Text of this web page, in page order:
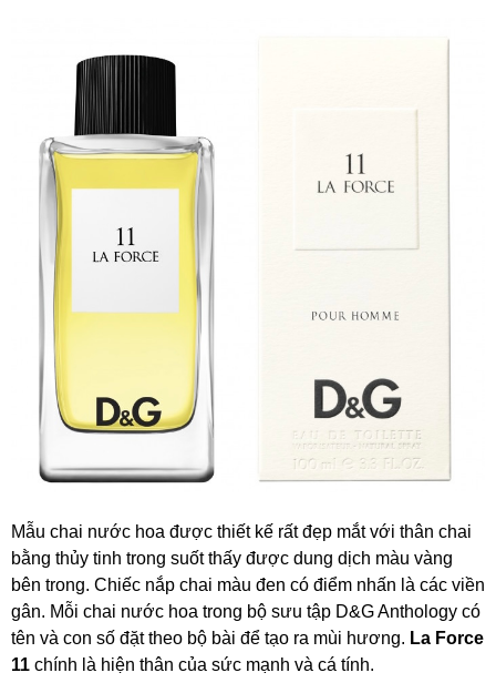
Mẫu chai nước hoa được thiết kế rất đẹp mắt với thân chai
bằng thủy tinh trong suốt thấy được dung dịch màu vàng
bên trong. Chiếc nắp chai màu đen có điểm nhấn là các viền
gân. Mỗi chai nước hoa trong bộ sưu tập D&G Anthology có
tên và con số đặt theo bộ bài để tạo ra mùi hương. La Force
11 chính là hiện thân của sức mạnh và cá tính.